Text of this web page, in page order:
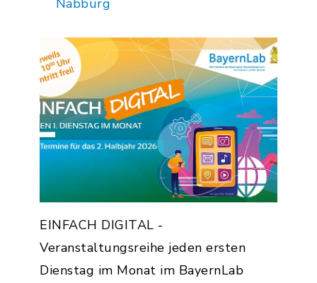
EINFACH DIGITAL -
Veranstaltungsreihe jeden ersten
Dienstag im Monat im BayernLab